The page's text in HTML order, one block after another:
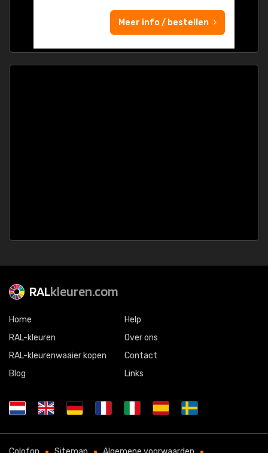
Meer info / bestellen
RALkleuren.com
Home
RAL-kleuren
RAL-kleurenwaaier kopen
Blog
Help
Over ons
Contact
Links